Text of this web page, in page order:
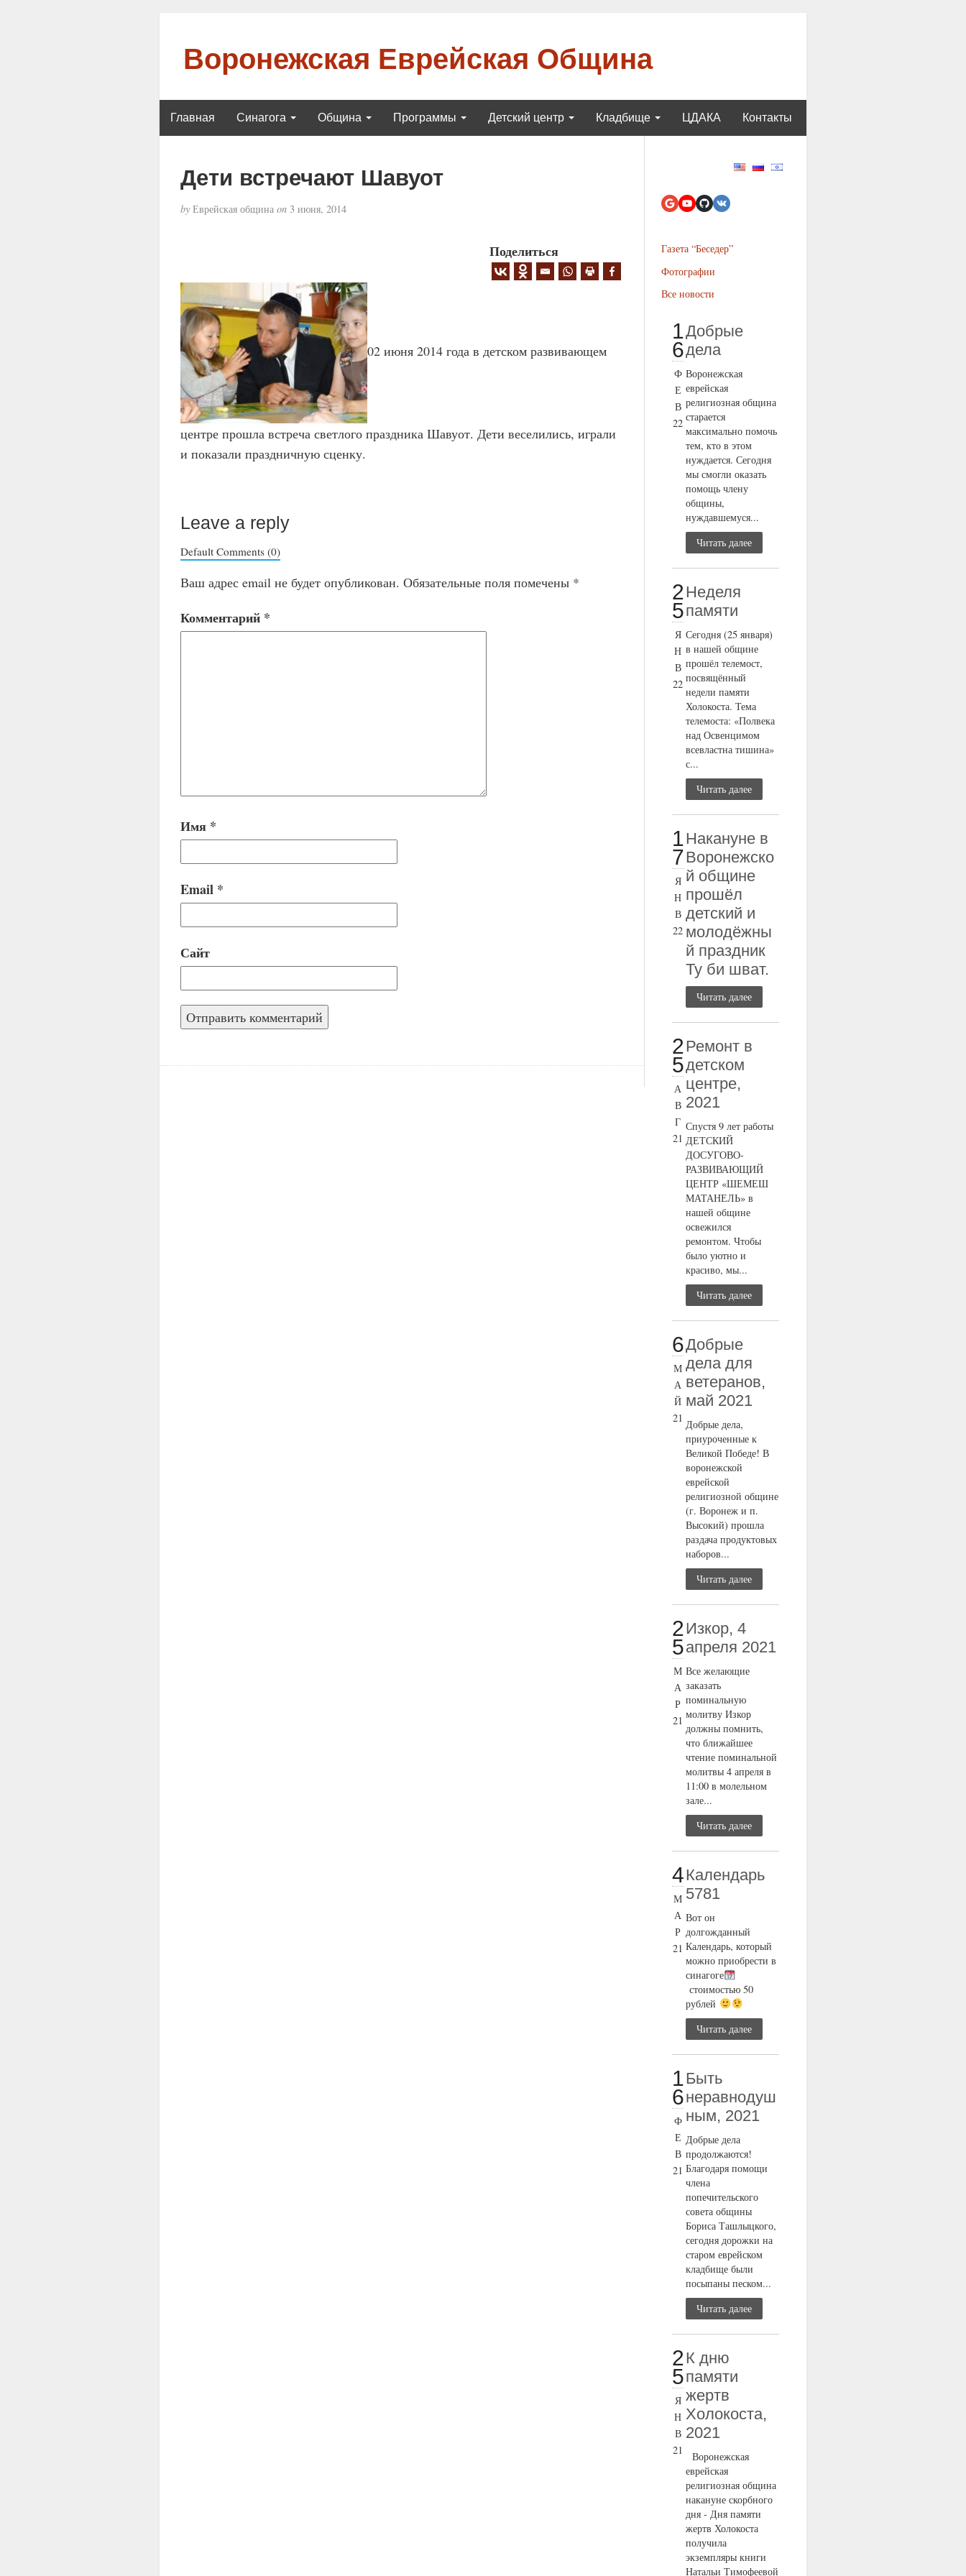
Воронежская Еврейская Община
Главная Синагога Община Программы Детский центр Кладбище ЦДАКА Контакты
Дети встречают Шавуот
byЕврейская община on3 июня, 2014
Поделиться
02 июня 2014 года в детском развивающем
центре прошла встреча светлого праздника Шавуот. Дети веселились, играли
и показали праздничную сценку.
Leave a reply
Default Comments (0)
Ваш адрес email не будет опубликован. Обязательные поля помечены *
Комментарий *
Имя *
Email *
Сайт
Газета “Беседер”
Фотографии
Все новости
1
6
Ф
Е
В
22
Добрые
дела
Воронежская
еврейская
религиозная община
старается
максимально помочь
тем, кто в этом
нуждается. Сегодня
мы смогли оказать
помощь члену
общины,
нуждавшемуся...
Читать далее
2
5
Я
Н
В
22
Неделя
памяти
Сегодня (25 января)
в нашей общине
прошёл телемост,
посвящённый
недели памяти
Холокоста. Тема
телемоста: «Полвека
над Освенцимом
всевластна тишина»
с...
Читать далее
1
7
Я
Н
В
22
Накануне в
Воронежско
й общине
прошёл
детский и
молодёжны
й праздник
Ту би шват.
Читать далее
2
5
А
В
Г
21
Ремонт в
детском
центре,
2021
Спустя 9 лет работы
ДЕТСКИЙ
ДОСУГОВО-
РАЗВИВАЮЩИЙ
ЦЕНТР «ШЕМЕШ
МАТАНЕЛЬ» в
нашей общине
освежился
ремонтом. Чтобы
было уютно и
красиво, мы...
Читать далее
6
М
А
Й
21
Добрые
дела для
ветеранов,
май 2021
Добрые дела,
приуроченные к
Великой Победе! В
воронежской
еврейской
религиозной общине
(г. Воронеж и п.
Высокий) прошла
раздача продуктовых
наборов...
Читать далее
2
5
М
А
Р
21
Изкор, 4
апреля 2021
Все желающие
заказать
поминальную
молитву Изкор
должны помнить,
что ближайшее
чтение поминальной
молитвы 4 апреля в
11:00 в молельном
зале...
Читать далее
4
М
А
Р
21
Календарь
5781
Вот он
долгожданный
Календарь, который
можно приобрести в
синагоге
стоимостью 50
рублей
Читать далее
1
6
Ф
Е
В
21
Быть
неравнодуш
ным, 2021
Добрые дела
продолжаются!
Благодаря помощи
члена
попечительского
совета общины
Бориса Ташлыцкого,
сегодня дорожки на
старом еврейском
кладбище были
посыпаны песком...
Читать далее
2
5
Я
Н
В
21
К дню
памяти
жертв
Холокоста,
2021
Воронежская
еврейская
религиозная община
накануне скорбного
дня - Дня памяти
жертв Холокоста
получила
экземпляры книги
Натальи Тимофеевой